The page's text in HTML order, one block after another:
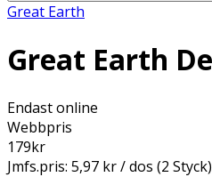
Great Earth
Great Earth
Endast online
Webbpris
179kr
Jmfs.pris: 5,97 kr / dos (2 Styck)